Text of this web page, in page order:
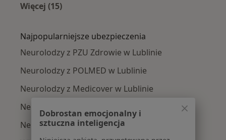
Więcej (15)
Najpopularniejsze ubezpieczenia
Neurolodzy z PZU Zdrowie w Lublinie
Neurolodzy z POLMED w Lublinie
Neurolodzy z Medicover w Lublinie
Neurolodzy z Enel-med w Lublinie
Neurolodzy z Compensa w Lublinie
Dobrostan emocjonalny i
sztuczna inteligencja